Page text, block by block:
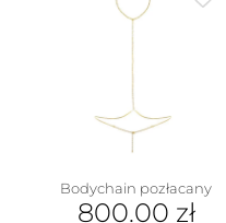
Bodychain pozłacany
800.00 zł